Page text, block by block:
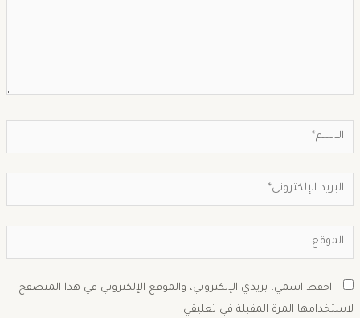
احفظ اسمي، بريدي الإلكتروني، والموقع الإلكتروني في هذا المتصفح
المرة المقبلة في تعليقي.